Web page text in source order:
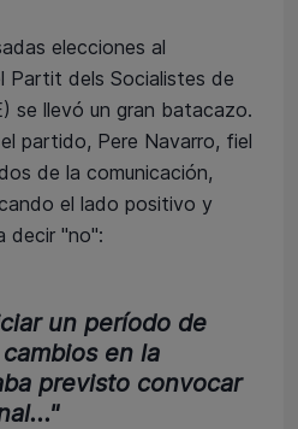
elecciones al
Partit dels Socialistes de
se llevó un gran batacazo.
partido, Pere Navarro, fiel
de la comunicación,
el lado positivo y
decir "no":
un período de
en la
previsto convocar